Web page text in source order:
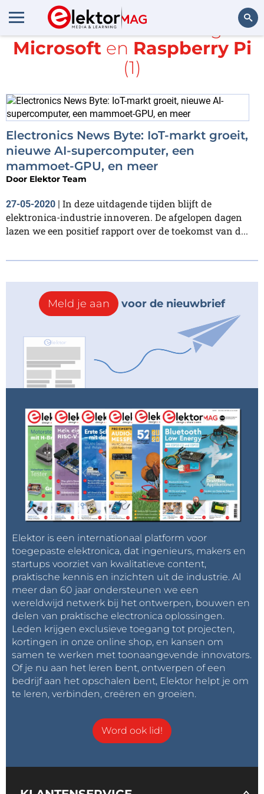
Zoeken
Alle items met de tags
Microsoften Raspberry Pi
(1)
Electronics News Byte: IoT-markt groeit,
nieuwe AI-supercomputer, een
mammoet-GPU, en meer
Door Elektor Team
27-05-2020 | In deze uitdagende tijden blijft de
elektronica-industrie innoveren. De afgelopen dagen
lazen we een positief rapport over de toekomst van d...
Meld je aan voor de nieuwbrief
Elektor is een internationaal platform voor
toegepaste elektronica, dat ingenieurs, makers en
startups voorziet van kwalitatieve content,
praktische kennis en inzichten uit de industrie. Al
meer dan 60 jaar ondersteunen we een
wereldwijd netwerk bij het ontwerpen, bouwen en
delen van praktische electronica oplossingen.
Leden krijgen exclusieve toegang tot projecten,
kortingen in onze online shop, en kansen om
samen te werken met toonaangevende innovators.
Of je nu aan het leren bent, ontwerpen of een
bedrijf aan het opschalen bent, Elektor helpt je om
te leren, verbinden, creëren en groeien.
Word ook lid!